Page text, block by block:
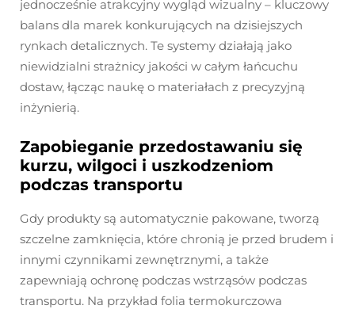
jednocześnie atrakcyjny wygląd wizualny – kluczowy
balans dla marek konkurujących na dzisiejszych
rynkach detalicznych. Te systemy działają jako
niewidzialni strażnicy jakości w całym łańcuchu
dostaw, łącząc naukę o materiałach z precyzyjną
inżynierią.
Zapobieganie przedostawaniu się
kurzu, wilgoci i uszkodzeniom
podczas transportu
Gdy produkty są automatycznie pakowane, tworzą
szczelne zamknięcia, które chronią je przed brudem i
innymi czynnikami zewnętrznymi, a także
zapewniają ochronę podczas wstrząsów podczas
transportu. Na przykład folia termokurczowa